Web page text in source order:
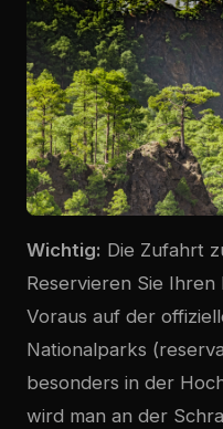
Wichtig: Die Zufahrt
Reservieren Sie
Voraus auf der
Nationalparks
besonders in der
wird man an der